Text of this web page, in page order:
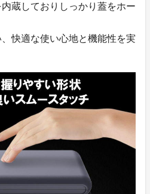
蔵しておりしっかり蓋をホー
快適な使い心地と機能性を実